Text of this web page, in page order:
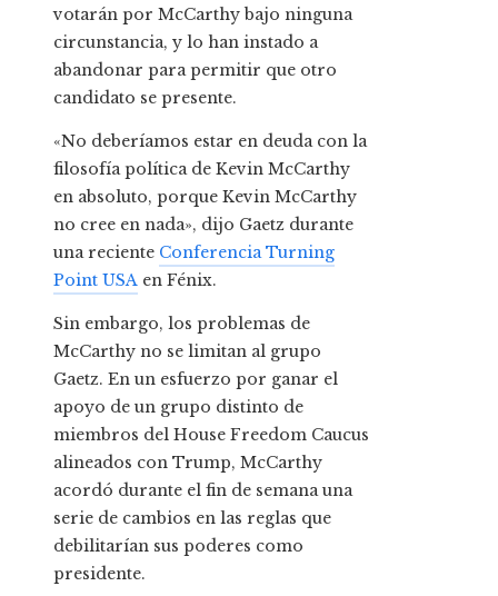
votarán por McCarthy bajo ninguna
circunstancia, y lo han instado a
abandonar para permitir que otro
candidato se presente.
«No deberíamos estar en deuda con la
filosofía política de Kevin McCarthy
en absoluto, porque Kevin McCarthy
no cree en nada», dijo Gaetz durante
una reciente Conferencia Turning
Point USA en Fénix.
Sin embargo, los problemas de
McCarthy no se limitan al grupo
Gaetz. En un esfuerzo por ganar el
apoyo de un grupo distinto de
miembros del House Freedom Caucus
alineados con Trump, McCarthy
acordó durante el fin de semana una
serie de cambios en las reglas que
debilitarían sus poderes como
presidente.